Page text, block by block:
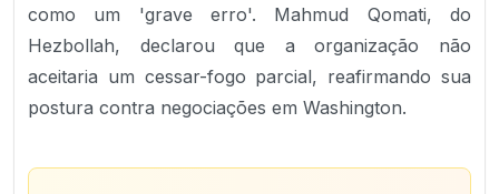
como um 'grave erro'. Mahmud Qomati, do
Hezbollah, declarou que a organização não
aceitaria um cessar-fogo parcial, reafirmando sua
postura contra negociações em Washington.